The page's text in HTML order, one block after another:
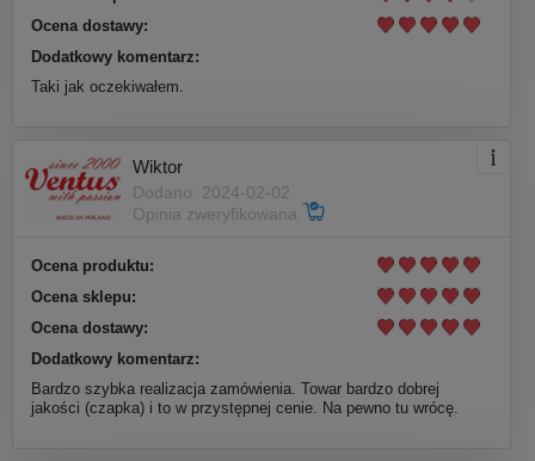
Ocena dostawy:
Dodatkowy komentarz:
Taki jak oczekiwałem.
Wiktor
Dodano: 2024-02-02
Opinia zweryfikowana
Ocena produktu:
Ocena sklepu:
Ocena dostawy:
Dodatkowy komentarz:
Bardzo szybka realizacja zamówienia. Towar bardzo dobrej
jakości (czapka) i to w przystępnej cenie. Na pewno tu wrócę.